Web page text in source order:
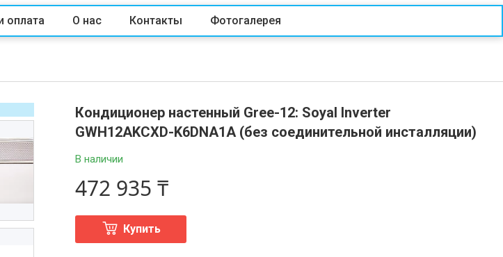
оплата О нас Контакты Фотогалерея
Кондиционер настенный Gree-12: Soyal Inverter
GWH12AKCXD-K6DNA1A (без соединительной инсталляции)
В наличии
472 935 ₸
Купить